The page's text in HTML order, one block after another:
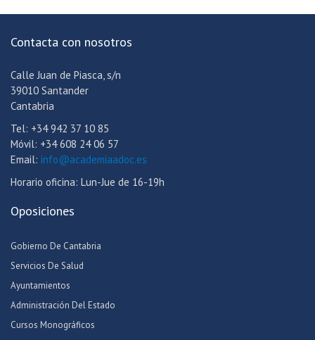
Contacta con nosotros
Calle Juan de Piasca, s/n
39010 Santander
Cantabria
Tel: +34 942 37 10 85
Móvil: +34 608 24 06 57
Email: info@academiaadoc.es
Horario oficina: Lun-Jue de 16-19h
Oposiciones
Gobierno De Cantabria
Servicios De Salud
Ayuntamientos
Administración Del Estado
Cursos Monográficos